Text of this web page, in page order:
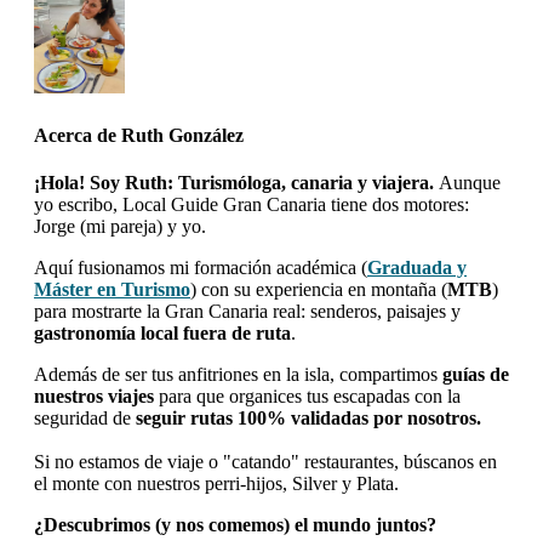
Acerca de Ruth González
¡Hola! Soy Ruth: Turismóloga, canaria y viajera. Aunque
yo escribo, Local Guide Gran Canaria tiene dos motores:
Jorge (mi pareja) y yo.
Aquí fusionamos mi formación académica (Graduada y
Máster en Turismo) con su experiencia en montaña (MTB)
para mostrarte la Gran Canaria real: senderos, paisajes y
gastronomía local fuera de ruta.
Además de ser tus anfitriones en la isla, compartimos guías de
nuestros viajes para que organices tus escapadas con la
seguridad de seguir rutas 100% validadas por nosotros.
Si no estamos de viaje o "catando" restaurantes, búscanos en
el monte con nuestros perri-hijos, Silver y Plata.
¿Descubrimos (y nos comemos) el mundo juntos?